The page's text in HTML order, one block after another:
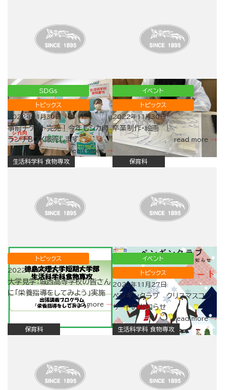
SDGs
トピックス
2022年11月30日
事前チケット完売！今年もシカ肉
ランチBOX販売します
read more
イベント
トピックス
2022年11月30日
卒業制作・絵画
read more
生活科学科 食物専攻
トピックス
2022年11月28日
大学見学：城西高等学校の皆さん
に「栄養指導をしてみよう」実施
read more
保育科
イベント
トピックス
2022年11月27日
ペンギンクラブ クリスマスコン
サートのお知らせ
read more
保育科
生活科学科 食物専攻